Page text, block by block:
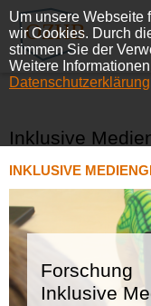
Inklusive
INKLUSIVE
Forschung
Inklusive
Um unsere Webseite
wir Cookies. Durch
stimmen Sie der
Weitere
Datenschutzerklärung